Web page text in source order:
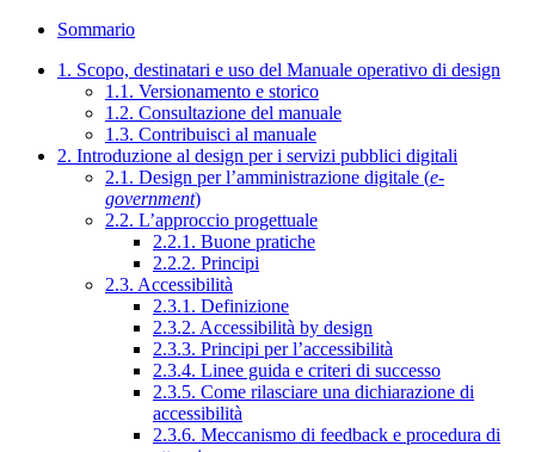
Sommario
1. Scopo, destinatari e uso del Manuale operativo di design
1.1. Versionamento e storico
1.2. Consultazione del manuale
1.3. Contribuisci al manuale
2. Introduzione al design per i servizi pubblici digitali
2.1. Design per l’amministrazione digitale (e-
government)
2.2. L’approccio progettuale
2.2.1. Buone pratiche
2.2.2. Principi
2.3. Accessibilità
2.3.1. Definizione
2.3.2. Accessibilità by design
2.3.3. Principi per l’accessibilità
2.3.4. Linee guida e criteri di successo
2.3.5. Come rilasciare una dichiarazione di
accessibilità
2.3.6. Meccanismo di feedback e procedura di